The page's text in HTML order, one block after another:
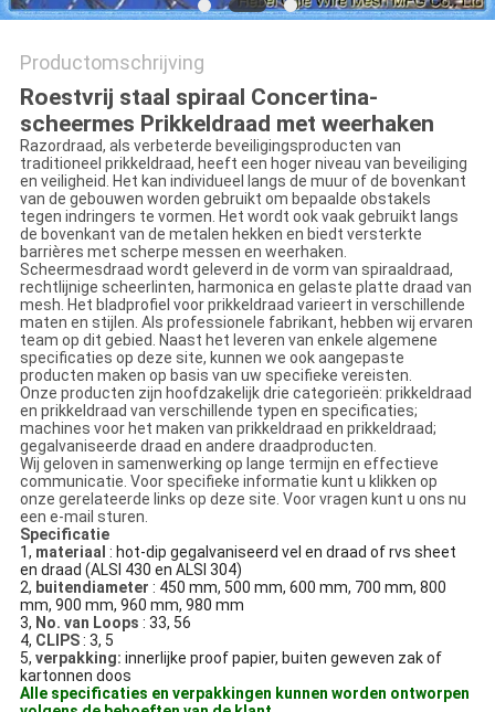
Productomschrijving
Roestvrij staal spiraal Concertina-
scheermes Prikkeldraad met weerhaken
Razordraad, als verbeterde beveiligingsproducten van
traditioneel prikkeldraad, heeft een hoger niveau van beveiliging
en veiligheid. Het kan individueel langs de muur of de bovenkant
van de gebouwen worden gebruikt om bepaalde obstakels
tegen indringers te vormen. Het wordt ook vaak gebruikt langs
de bovenkant van de metalen hekken en biedt versterkte
barrières met scherpe messen en weerhaken.
Scheermesdraad wordt geleverd in de vorm van spiraaldraad,
rechtlijnige scheerlinten, harmonica en gelaste platte draad van
mesh. Het bladprofiel voor prikkeldraad varieert in verschillende
maten en stijlen. Als professionele fabrikant, hebben wij ervaren
team op dit gebied. Naast het leveren van enkele algemene
specificaties op deze site, kunnen we ook aangepaste
producten maken op basis van uw specifieke vereisten.
Onze producten zijn hoofdzakelijk drie categorieën: prikkeldraad
en prikkeldraad van verschillende typen en specificaties;
machines voor het maken van prikkeldraad en prikkeldraad;
gegalvaniseerde draad en andere draadproducten.
Wij geloven in samenwerking op lange termijn en effectieve
communicatie. Voor specifieke informatie kunt u klikken op
onze gerelateerde links op deze site. Voor vragen kunt u ons nu
een e-mail sturen.
Specificatie
1, materiaal : hot-dip gegalvaniseerd vel en draad of rvs sheet
en draad (ALSI 430 en ALSI 304)
2, buitendiameter : 450 mm, 500 mm, 600 mm, 700 mm, 800
mm, 900 mm, 960 mm, 980 mm
3, No. van Loops : 33, 56
4, CLIPS: 3, 5
5, verpakking: innerlijke proof papier, buiten geweven zak of
kartonnen doos
Alle specificaties en verpakkingen kunnen worden ontworpen